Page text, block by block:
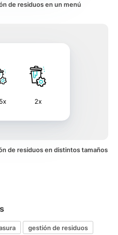
de residuos en un menú
2x
de residuos en distintos tamaños
gestión de residuos